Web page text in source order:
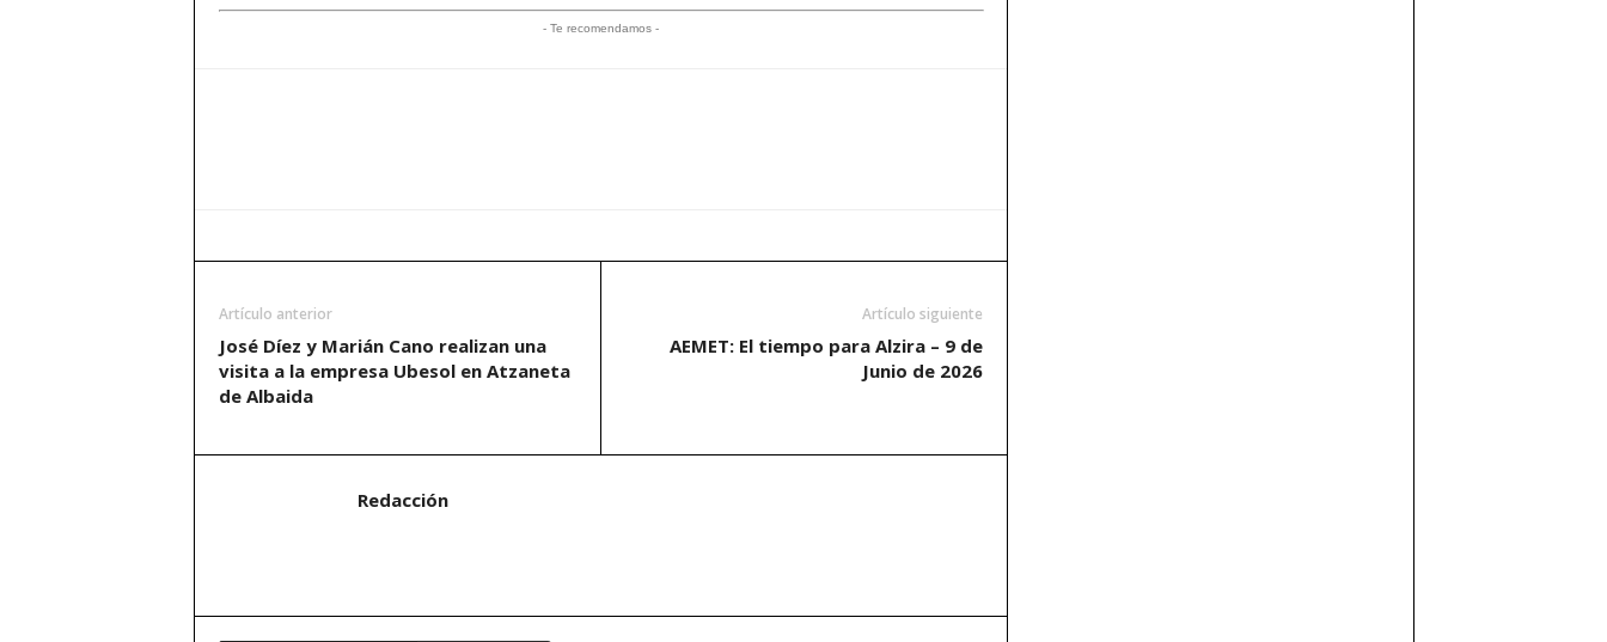
- Te recomendamos -
Artículo anterior
José Díez y Marián Cano realizan una
visita a la empresa Ubesol en Atzaneta
de Albaida
Artículo siguiente
AEMET: El tiempo para Alzira – 9 de
Junio de 2026
Redacción